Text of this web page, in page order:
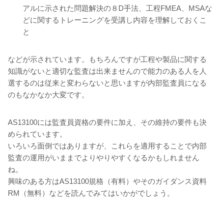
アルに示された問題解決の８D手法、工程FMEA、MSAな
どに関するトレーニングを受講し内容を理解しておくこ
と
などが示されています。もちろんですが工程や製品に関する
知識がないと適切な監査は出来ませんので能力のある人を人
選するのは従来と変わらないと思いますが内部監査員になる
のもなかなか大変です。
AS13100には監査員資格の要件に加え、その維持の要件も決
められています。
いろいろ面倒ではありますが、これらを適用することで内部
監査の運用がいままでよりやりやすくなるかもしれません
ね。
興味のある方はAS13100規格（有料）やそのガイダンス資料
RM（無料）などを読んでみてはいかがでしょう。